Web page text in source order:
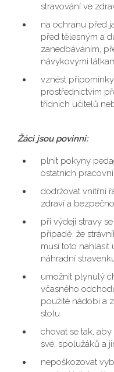
stravování ve
na ochranu před
před tělesným a
zanedbáváním,
návykovými
vznést
prostřednictvím
třídních učitelů
Žáci jsou povinni:
plnit pokyny
ostatních
dodržovat vnitřní
zdraví a
při výdeji stravy
případě, že
musí toto nahlásit
náhradní
umožnit plynulý
včasného
použité nádobí a
stolu
chovat se tak,
své, spolužáků a
nepoškozovat